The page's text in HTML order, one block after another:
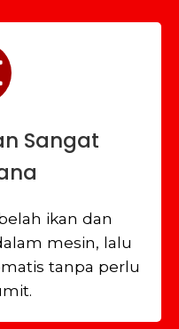
Sangat
ikan dan
mesin, lalu
tanpa perlu